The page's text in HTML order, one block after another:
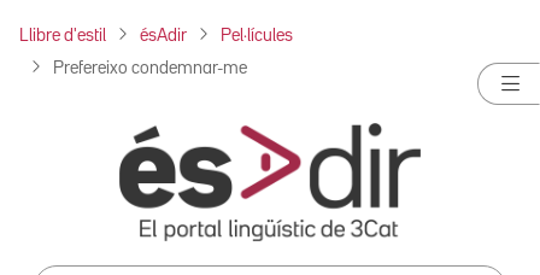
Llibre d'estil ésAdir Pel·lícules
Prefereixo condemnar-me